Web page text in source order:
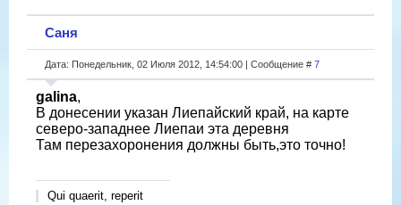
Саня
Дата: Понедельник, 02 Июля 2012, 14:54:00 | Сообщение # 7
galina,
В донесении указан Лиепайский край, на карте
северо-западнее Лиепаи эта деревня
Там перезахоронения должны быть,это точно!
Qui quaerit, reperit